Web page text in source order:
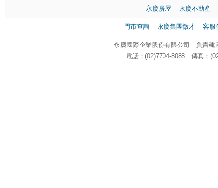
永慶房屋 永慶不動產
門市查詢 永慶集團徵才 客服
永慶國際企業股份有限公司 負責建
電話：(02)7704-8088 傳真：